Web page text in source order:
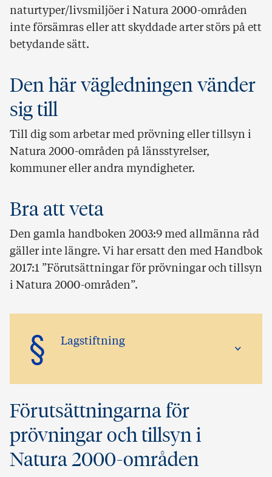
naturtyper/livsmiljöer i Natura 2000-områden
inte försämras eller att skyddade arter störs på ett
betydande sätt.
Den här vägledningen vänder
sig till
Till dig som arbetar med prövning eller tillsyn i
Natura 2000-områden på länsstyrelser,
kommuner eller andra myndigheter.
Bra att veta
Den gamla handboken 2003:9 med allmänna råd
gäller inte längre. Vi har ersatt den med Handbok
2017:1 ”Förutsättningar för prövningar och tillsyn
i Natura 2000-områden”.
§ Lagstiftning
Förutsättningarna för
prövningar och tillsyn i
Natura 2000-områden